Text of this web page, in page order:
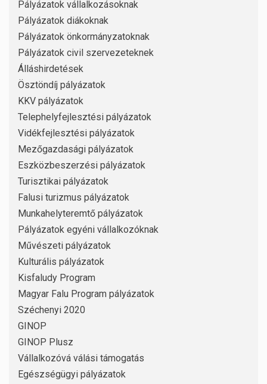
Pályázatok vállalkozásoknak
Pályázatok diákoknak
Pályázatok önkormányzatoknak
Pályázatok civil szervezeteknek
Álláshirdetések
Ösztöndíj pályázatok
KKV pályázatok
Telephelyfejlesztési pályázatok
Vidékfejlesztési pályázatok
Mezőgazdasági pályázatok
Eszközbeszerzési pályázatok
Turisztikai pályázatok
Falusi turizmus pályázatok
Munkahelyteremtő pályázatok
Pályázatok egyéni vállalkozóknak
Művészeti pályázatok
Kulturális pályázatok
Kisfaludy Program
Magyar Falu Program pályázatok
Széchenyi 2020
GINOP
GINOP Plusz
Vállalkozóvá válási támogatás
Egészségügyi pályázatok